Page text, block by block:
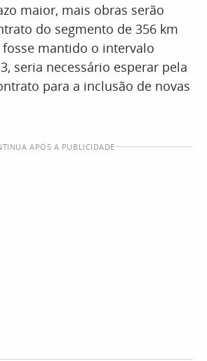
maior, mais obras serão
do segmento de 356 km
fosse mantido o intervalo
seria necessário esperar pela
para a inclusão de novas
APÓS A PUBLICIDADE